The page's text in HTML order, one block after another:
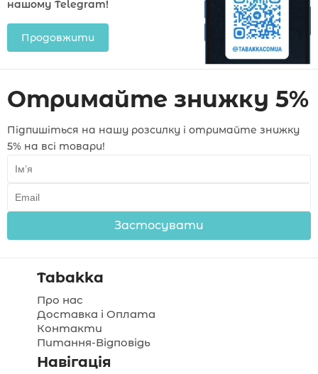
нашому Telegram!
Продовжити
Отримайте знижку 5%
Підпишіться на нашу розсилку і отримайте знижку
5% на всі товари!
Застосувати
Tabakka
Про нас
Доставка і Оплата
Контакти
Питання-Відповідь
Навігація